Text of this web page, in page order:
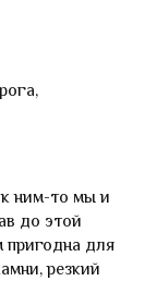
ним-то мы и
до этой
пригодна для
резкий